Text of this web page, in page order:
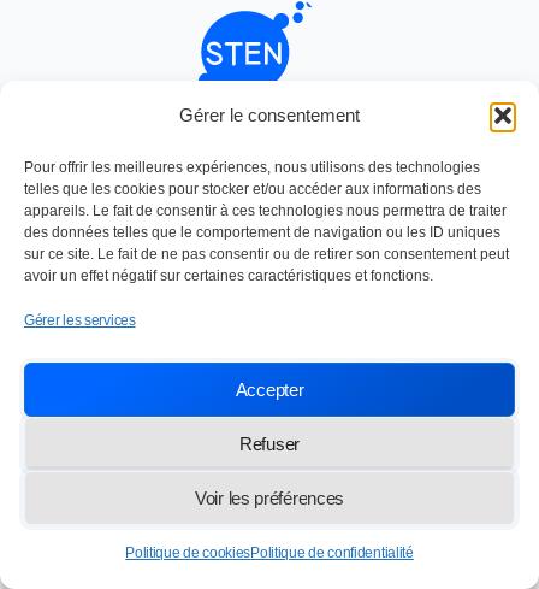
Gérer le consentement
Pour offrir les meilleures expériences, nous utilisons des technologies
telles que les cookies pour stocker et/ou accéder aux informations des
appareils. Le fait de consentir à ces technologies nous permettra de traiter
des données telles que le comportement de navigation ou les ID uniques
sur ce site. Le fait de ne pas consentir ou de retirer son consentement peut
avoir un effet négatif sur certaines caractéristiques et fonctions.
Gérer les services
Accepter
Refuser
Voir les préférences
Politique de cookiesPolitique de confidentialité
Nettoyage industriel depuis 1984
Paris,13 rue des Frères Lumière 77100 Meaux
info@lasten.fr 01 64 36 48 20
© 2026 STEN — Tous droits réservés